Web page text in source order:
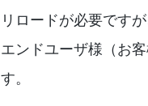
ロードが必要です
ンドユーザ様（お
。